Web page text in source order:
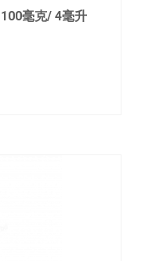
毫克/ 4毫升